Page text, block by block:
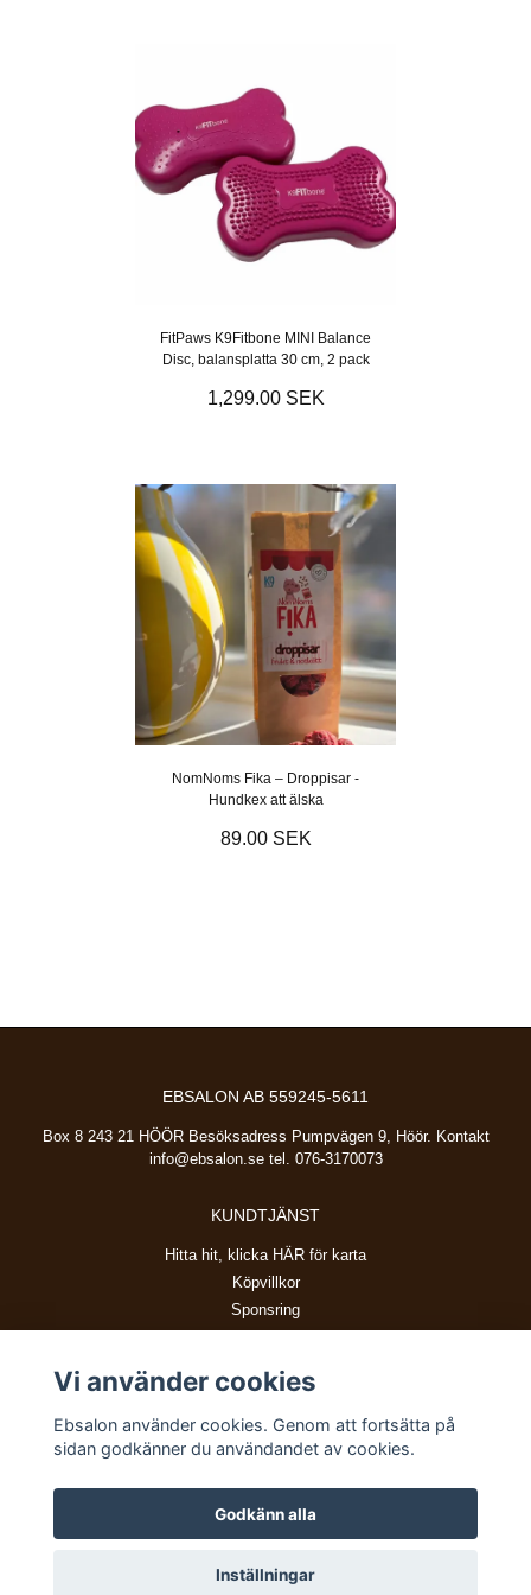
FitPaws K9Fitbone MINI Balance
Disc, balansplatta 30 cm, 2 pack
1,299.00 SEK
NomNoms Fika – Droppisar -
Hundkex att älska
89.00 SEK
EBSALON AB 559245-5611
Box 8 243 21 HÖÖR Besöksadress Pumpvägen 9, Höör. Kontakt
info@ebsalon.setel. 076-3170073
KUNDTJÄNST
Hitta hit, klicka HÄR för karta
Köpvillkor
Sponsring
BETALSÄTT
Vi använder cookies
Ebsalon använder cookies. Genom att fortsätta på
sidan godkänner du användandet av cookies.
Godkänn alla
Inställningar